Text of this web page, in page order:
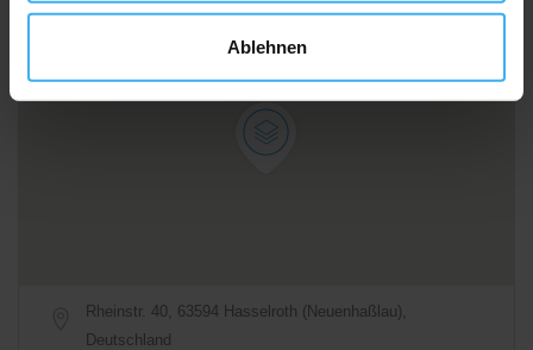
Ablehnen
Anfahrtsbeschreibung
Rheinstr. 40, 63594 Hasselroth (Neuenhaßlau),
Deutschland